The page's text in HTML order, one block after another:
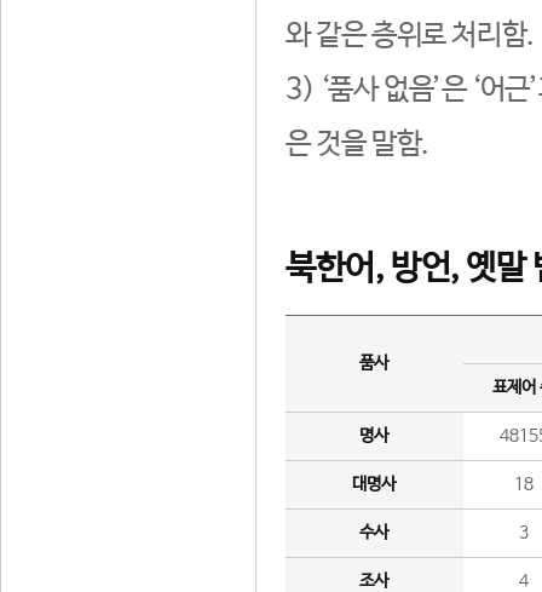
와 같은 층위로 처리함.
3) ‘품사 없음’은 ‘어
은 것을 말함.
북한어, 방언, 옛말
품사
표제어
명사
대명사 18
수사 3
조사 4